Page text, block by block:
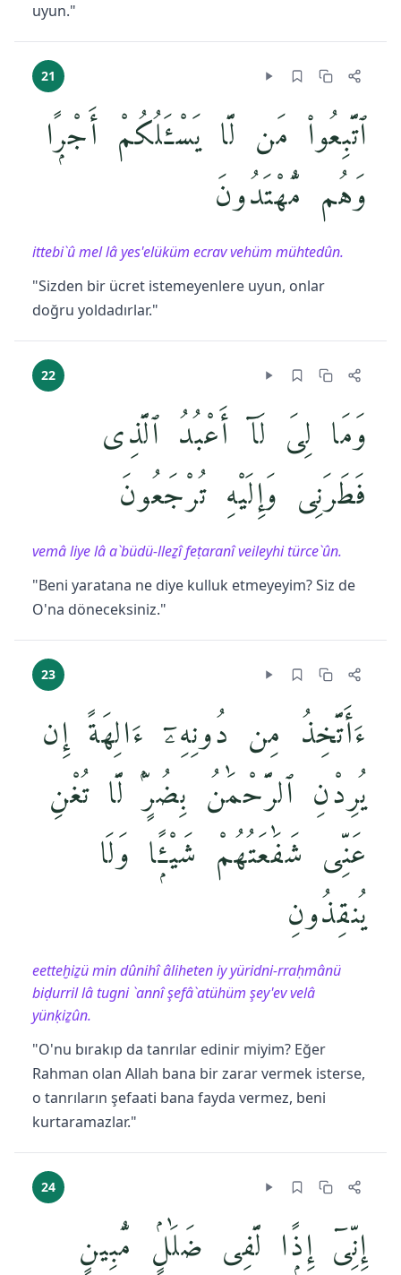
uyun."
21
ٱتَّبِعُوا۟ مَن لَّا يَسْـَٔلُكُمْ أَجْرًۭا
وَهُم مُّهْتَدُونَ
ittebi`û mel lâ yes'elüküm ecrav vehüm mühtedûn.
"Sizden bir ücret istemeyenlere uyun, onlar
doğru yoldadırlar."
22
وَمَا لِىَ لَآ أَعْبُدُ ٱلَّذِى
فَطَرَنِى وَإِلَيْهِ تُرْجَعُونَ
vemâ liye lâ a`büdü-lleẕî feṭaranî veileyhi türce`ûn.
"Beni yaratana ne diye kulluk etmeyeyim? Siz de
O'na döneceksiniz."
23
ءَأَتَّخِذُ مِن دُونِهِۦٓ ءَالِهَةً إِن
يُرِدْنِ ٱلرَّحْمَٰنُ بِضُرٍّۢ لَّا تُغْنِ
عَنِّى شَفَٰعَتُهُمْ شَيْـًۭٔا وَلَا
يُنقِذُونِ
eetteḫiẕü min dûnihî âliheten iy yüridni-rraḥmânü
biḍurril lâ tugni `annî şefâ`atühüm şey'ev velâ
yünḳiẕûn.
"O'nu bırakıp da tanrılar edinir miyim? Eğer
Rahman olan Allah bana bir zarar vermek isterse,
o tanrıların şefaati bana fayda vermez, beni
kurtaramazlar."
24
إِنِّىٓ إِذًۭا لَّفِى ضَلَٰلٍۢ مُّبِينٍ